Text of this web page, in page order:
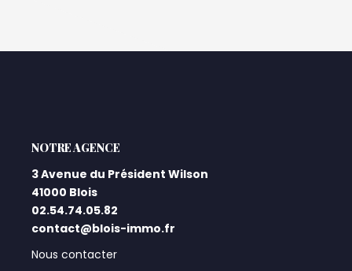
L'AGENCE
3 Avenue du Président Wilson
41000 Blois
02.54.74.05.82
contact@blois-immo.fr
Nous contacter